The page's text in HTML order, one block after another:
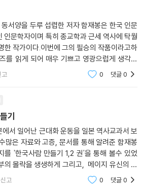
590
인의 밀사 파견 598
는 일본 배우기 612
청의 제국주의
소」 641
모사건」과 「임오군란」 649
린 일본 663
674
서양을 두루 섭렵한 저자 함재봉은 한국 인문
인문학자이며 특히 종교학과 근세 역사에 탁월
한 작가이다.이번에 그의 필승의 작품이라고하
를 읽게 되어 매우 기쁘고 영광으럽게 생각한
가려면 멀었지만 최근에 5 권까지 출간된 것
고 0 댓글0
기
서 일어난 근대화 운동을 일본 역사교과서 보
많은 자료와 고증, 문서를 통해 알려준 함재봉
를 '한국사람 만들기 1,2 권'을 통해 볼수 있었
시킨 일본의 개혁가들의 이야기가 너무 자세하
신고 0 댓글0